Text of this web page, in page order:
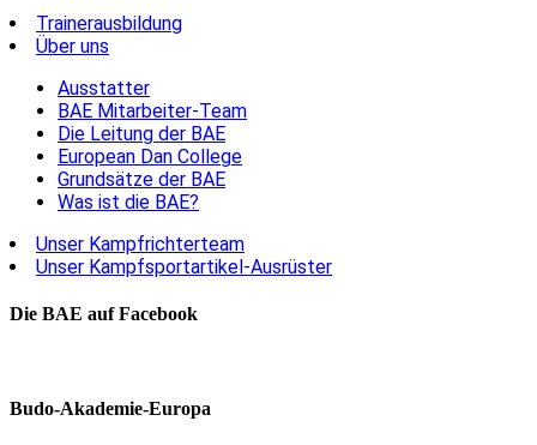
Trainerausbildung
Über uns
Ausstatter
BAE Mitarbeiter-Team
Die Leitung der BAE
European Dan College
Grundsätze der BAE
Was ist die BAE?
Unser Kampfrichterteam
Unser Kampfsportartikel-Ausrüster
Die BAE auf Facebook
Budo-Akademie-Europa